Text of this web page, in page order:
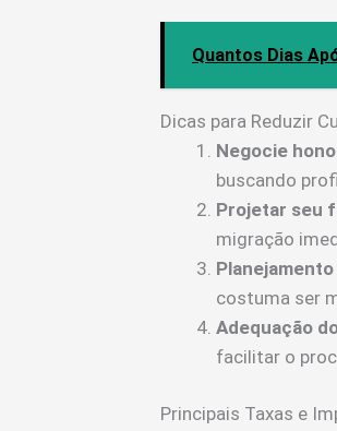
Quantos Dias
Dicas para Reduzir
Negocie
buscando
Projetar seu
migração
costuma ser
Adequação
facilitar o
Principais Taxas e